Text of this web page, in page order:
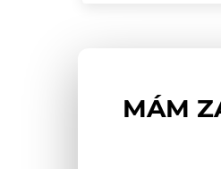
MÁM